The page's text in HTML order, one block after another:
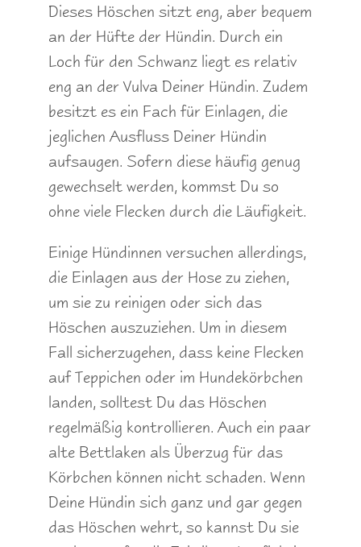
Dieses Höschen sitzt eng, aber bequem
an der Hüfte der Hündin. Durch ein
Loch für den Schwanz liegt es relativ
eng an der Vulva Deiner Hündin. Zudem
besitzt es ein Fach für Einlagen, die
jeglichen Ausfluss Deiner Hündin
aufsaugen. Sofern diese häufig genug
gewechselt werden, kommst Du so
ohne viele Flecken durch die Läufigkeit.
Einige Hündinnen versuchen allerdings,
die Einlagen aus der Hose zu ziehen,
um sie zu reinigen oder sich das
Höschen auszuziehen. Um in diesem
Fall sicherzugehen, dass keine Flecken
auf Teppichen oder im Hundekörbchen
landen, solltest Du das Höschen
regelmäßig kontrollieren. Auch ein paar
alte Bettlaken als Überzug für das
Körbchen können nicht schaden. Wenn
Deine Hündin sich ganz und gar gegen
das Höschen wehrt, so kannst Du sie